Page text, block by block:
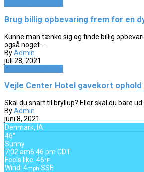
Brug billig opbevaring frem for en
Kunne man tænke sig og finde billig
også noget ...
ByAdmin
juli 28, 2021
Vejle Center Hotel gavekort ophold
Skal du snart til bryllup? Eller skal du bare ud
ByAdmin
juni 8, 2021
Denmark, IA
46°
Sunny
7:02 am6:46 pm CDT
Feels like: 46°F
Wind: 4mph SSE